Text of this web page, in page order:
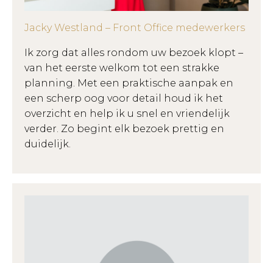
Jacky Westland – Front Office medewerkers
Ik zorg dat alles rondom uw bezoek klopt –
van het eerste welkom tot een strakke
planning. Met een praktische aanpak en
een scherp oog voor detail houd ik het
overzicht en help ik u snel en vriendelijk
verder. Zo begint elk bezoek prettig en
duidelijk.